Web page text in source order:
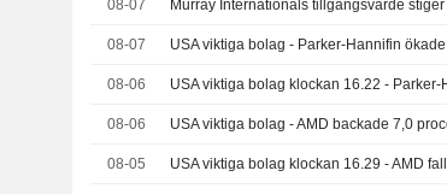
08-07 Murray Internationals tillgångsvärde
08-07 USA viktiga bolag - Parker-Hannifin
08-06 USA viktiga bolag klockan 16.22 -
08-06 USA viktiga bolag - AMD backade 7,0
08-05 USA viktiga bolag klockan 16.29 - AMD